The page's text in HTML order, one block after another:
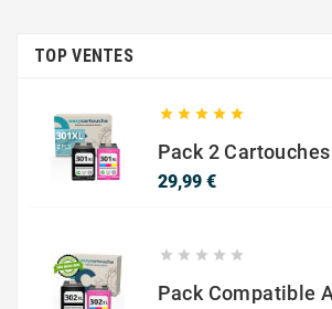
TOP VENTES
    
29,99 €Prix
    